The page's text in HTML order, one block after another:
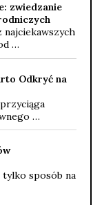
zwiedzanie
najciekawszych
…
Odkryć na
…
sposób na